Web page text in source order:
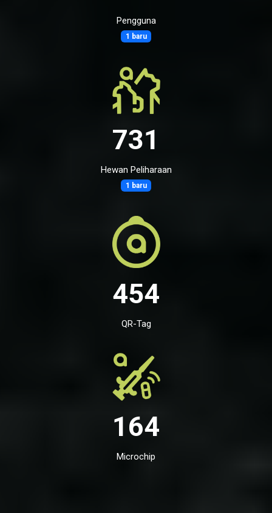
Pengguna
1 baru
731
Hewan Peliharaan
1 baru
454
QR-Tag
164
Microchip